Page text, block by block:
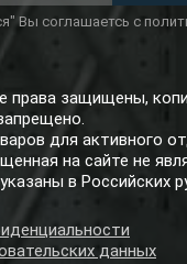
Вы соглашаетсь с
права защищены,
для активного
на сайте не
в Российских
данных